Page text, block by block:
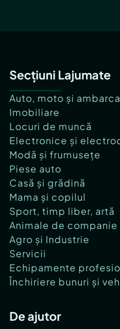
Secțiuni Lajumate
Auto, moto și
Imobiliare
Locuri de muncă
Electronice și
Modă și frumusețe
Piese auto
Casă și grădină
Mama și copilul
Sport, timp liber, artă
Animale de companie
Agro și Industrie
Servicii
Echipamente
Închiriere bunuri și
De ajutor